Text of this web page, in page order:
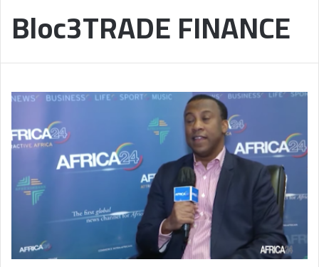
Bloc3TRADE FINANCE